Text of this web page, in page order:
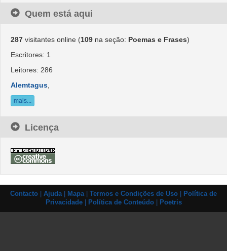
Quem está aqui
287 visitantes online (109 na seção: Poemas e Frases)
Escritores: 1
Leitores: 286
Alemtagus
mais...
Licença
Contacto Ajuda| Mapa| Termos e Condições de Uso
Política de
Privacidade| Política de Conteúdo| Poetris